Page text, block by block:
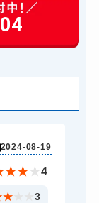
円～(税込)
6,600円～(税込)
円～(税込)
円～(税込)
8,800円～(税込)
2024-08-19
★★ ★4
★ 3